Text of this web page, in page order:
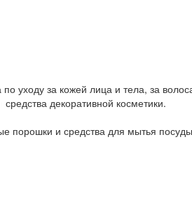
уходу за кожей лица и тела, за
декоративной косметики.
порошки и средства для мытья